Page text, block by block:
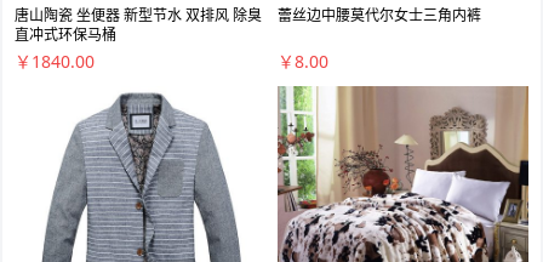
唐山陶瓷 坐便器 新型节水 双排风 除臭
直冲式环保马桶
￥1840.00
蕾丝边中腰莫代尔女士三角内裤
￥8.00